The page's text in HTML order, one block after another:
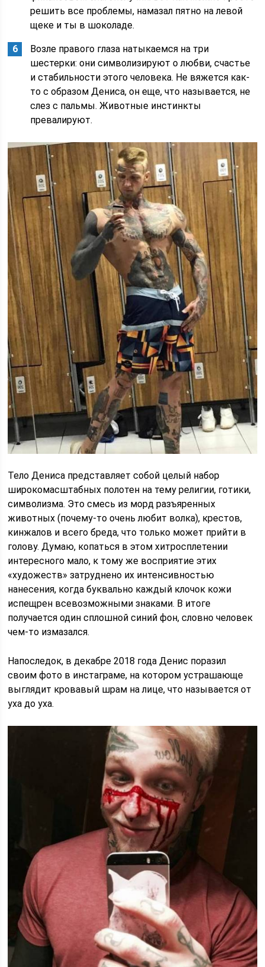
решить все проблемы, намазал пятно на левой
щеке и ты в шоколаде.
Возле правого глаза натыкаемся на три
шестерки: они символизируют о любви, счастье
и стабильности этого человека. Не вяжется как-
то с образом Дениса, он еще, что называется, не
слез с пальмы. Животные инстинкты
превалируют.
Тело Дениса представляет собой целый набор
широкомасштабных полотен на тему религии, готики,
символизма. Это смесь из морд разъяренных
животных (почему-то очень любит волка), крестов,
кинжалов и всего бреда, что только может прийти в
голову. Думаю, копаться в этом хитросплетении
интересного мало, к тому же восприятие этих
«художеств» затруднено их интенсивностью
нанесения, когда буквально каждый клочок кожи
испещрен всевозможными знаками. В итоге
получается один сплошной синий фон, словно человек
чем-то измазался.
Напоследок, в декабре 2018 года Денис поразил
своим фото в инстаграме, на котором устрашающе
выглядит кровавый шрам на лице, что называется от
уха до уха.